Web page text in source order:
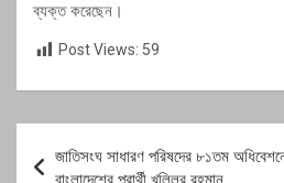
ব্যক্ত করেছেন।
Post Views: 59
navigation
জাতিসংঘ সাধারণ পরিষদের ৮১তম